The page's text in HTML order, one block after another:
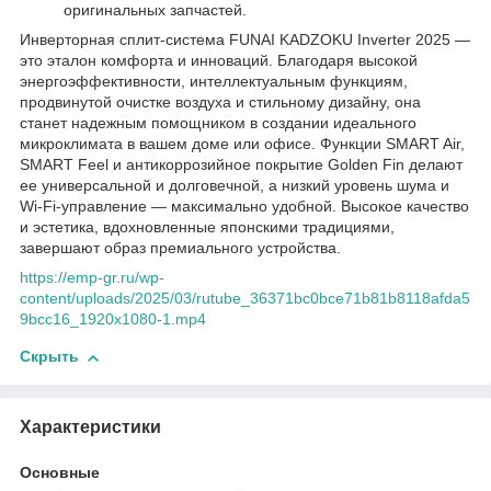
оригинальных запчастей.
Инверторная сплит-система FUNAI KADZOKU Inverter 2025 —
это эталон комфорта и инноваций. Благодаря высокой
энергоэффективности, интеллектуальным функциям,
продвинутой очистке воздуха и стильному дизайну, она
станет надежным помощником в создании идеального
микроклимата в вашем доме или офисе. Функции SMART Air,
SMART Feel и антикоррозийное покрытие Golden Fin делают
ее универсальной и долговечной, а низкий уровень шума и
Wi-Fi-управление — максимально удобной. Высокое качество
и эстетика, вдохновленные японскими традициями,
завершают образ премиального устройства.
https://emp-gr.ru/wp-
content/uploads/2025/03/rutube_36371bc0bce71b81b8118afda5
9bcc16_1920x1080-1.mp4
Скрыть
Характеристики
Основные